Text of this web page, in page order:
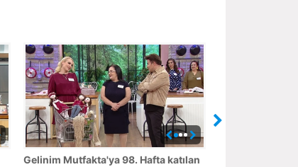
Gelinim Mutfakta'ya 98. Hafta katılan